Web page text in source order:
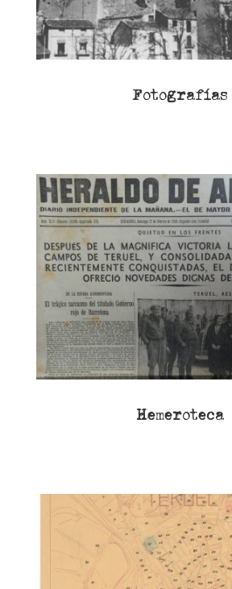
Fotografías
Hemeroteca